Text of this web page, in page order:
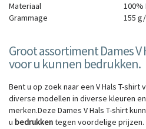
Materiaal
100%
Grammage
155
Groot assortiment Dames V
voor u kunnen bedrukken.
Bent u op zoek naar een V Hals T-shirt
diverse modellen in diverse kleuren
merken.Deze Dames V Hals T-shirt
u bedrukkentegen voordelige prijzen.